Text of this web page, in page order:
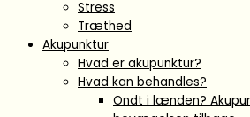
Stress
Træthed
Akupunktur
Hvad er akupunktur?
Hvad kan behandles?
Ondt i lænden?